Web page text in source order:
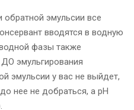
обратной эмульсии все
вводятся в водную
фазы также
ДО эмульгирования
эмульсии у вас не выйдет,
нее не добраться, а рН